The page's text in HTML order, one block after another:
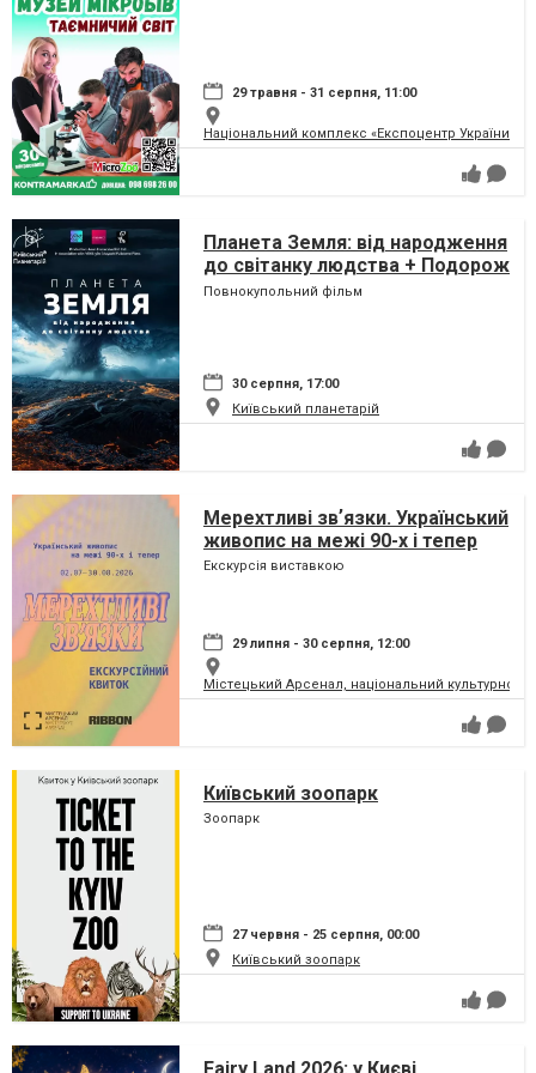
29 травня - 31 серпня, 11:00
Національний комплекс «Експоцентр України»
Планета Земля: від народження
до світанку людства + Подорож
сузір'ями (класична програма)
Повнокупольний фільм
30 серпня, 17:00
Київський планетарій
Мерехтливі звʼязки. Український
живопис на межі 90-х і тепер
Екскурсія виставкою
29 липня - 30 серпня, 12:00
Містецький Арсенал, національний культурно-
Київський зоопарк
Зоопарк
27 червня - 25 серпня, 00:00
Київський зоопарк
Fairy Land 2026: у Києві